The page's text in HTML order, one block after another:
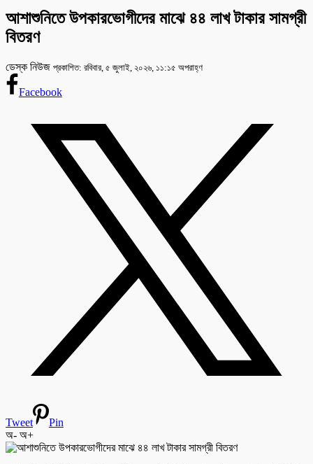
আশাশুনিতে উপকারভোগীদের মাঝে ৪৪ লাখ টাকার সামগ্রী
বিতরণ
ডেস্ক নিউজ প্রকাশিত: রবিবার, ৫ জুলাই, ২০২৬, ১১:১৫ অপরাহ্ণ
Facebook
Tweet
Pin
অ- অ+